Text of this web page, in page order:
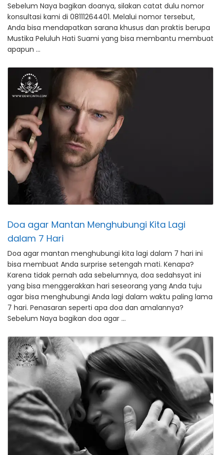
Sebelum Naya bagikan doanya, silakan catat dulu nomor
konsultasi kami di 08111264401. Melalui nomor tersebut,
Anda bisa mendapatkan sarana khusus dan praktis berupa
Mustika Peluluh Hati Suami yang bisa membantu membuat
apapun …
Doa agar Mantan Menghubungi Kita Lagi
dalam 7 Hari
Doa agar mantan menghubungi kita lagi dalam 7 hari ini
bisa membuat Anda surprise setengah mati. Kenapa?
Karena tidak pernah ada sebelumnya, doa sedahsyat ini
yang bisa menggerakkan hari seseorang yang Anda tuju
agar bisa menghubungi Anda lagi dalam waktu paling lama
7 hari. Penasaran seperti apa doa dan amalannya?
Sebelum Naya bagikan doa agar …